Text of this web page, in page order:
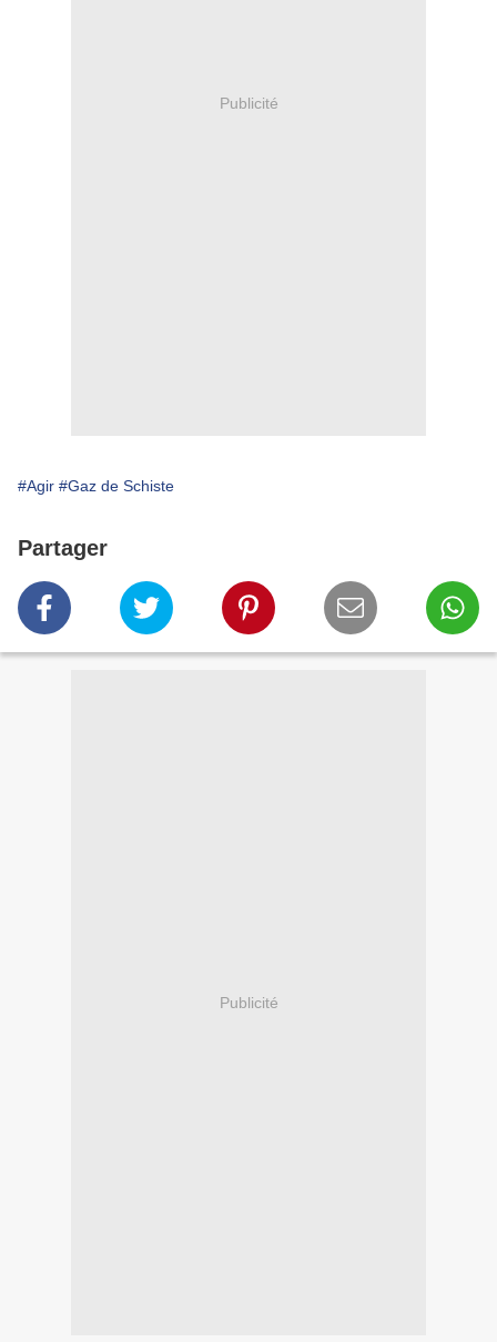
Publicité
#Agir #Gaz de Schiste
Partager
Publicité